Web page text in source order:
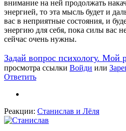
внимание на ней продолжать
энергией, то эта мысль будет и
вас в неприятные состояния, и
энергию для себя, пока силы вас
сейчас очень нужны.
Задай вопрос психологу. Мой
просмотра ссылки Войди или
Ответить
Реакции: Станислав и Лëля